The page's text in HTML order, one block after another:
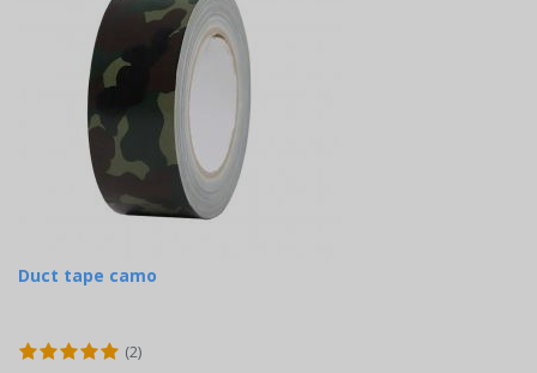
Duct tape camo
(2)